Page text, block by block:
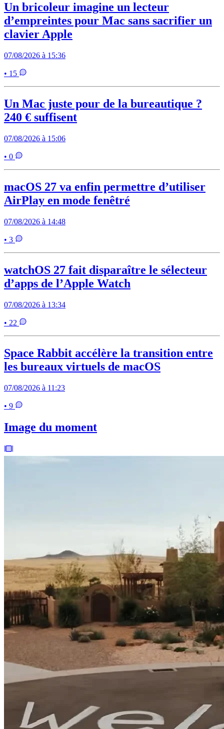
Un bricoleur imagine un lecteur
d’empreintes pour Mac sans sacrifier un
clavier Apple
07/08/2026 à 15:36
• 15
Un Mac juste pour de la bureautique ?
240 € suffisent
07/08/2026 à 15:06
• 0
macOS 27 va enfin permettre d’utiliser
AirPlay en mode fenêtré
07/08/2026 à 14:48
• 3
watchOS 27 fait disparaître le sélecteur
d’apps de l’Apple Watch
07/08/2026 à 13:34
• 22
Space Rabbit accélère la transition entre
les bureaux virtuels de macOS
07/08/2026 à 11:23
• 9
Image du moment